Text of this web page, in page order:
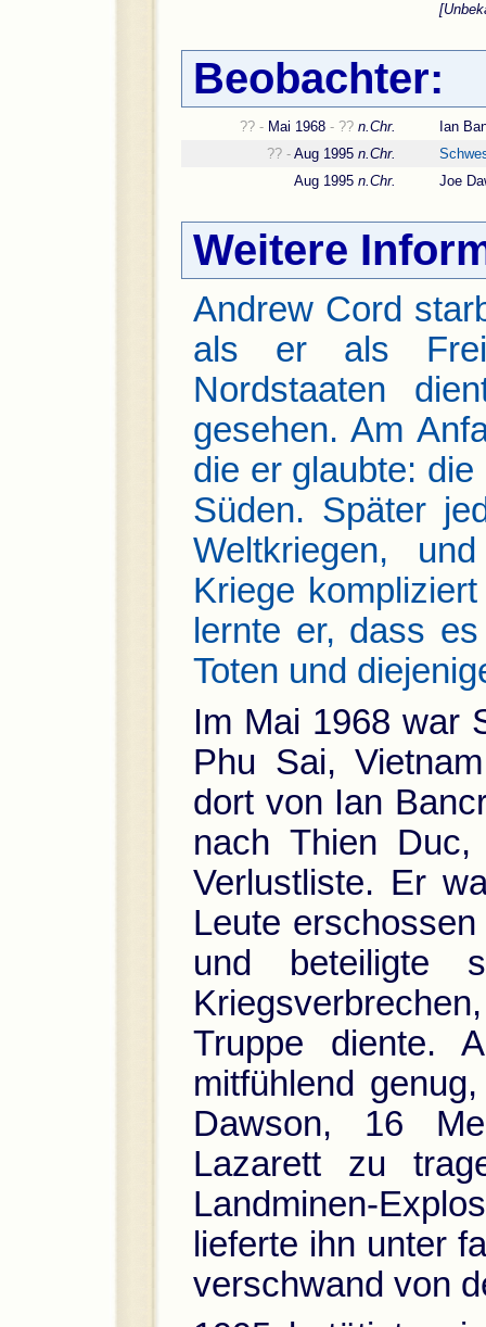
Beobachter:
?? - Mai 1968 - ?? n.Chr.
Ian
?? - Aug 1995 n.Chr.
Aug 1995 n.Chr. Joe
Weitere
Andrew Cord
als er als
Nordstaaten
gesehen. Am
die er glaubte:
Süden. Später
Weltkriegen,
Kriege
lernte er, dass
Toten und
Im Mai 1968 war
Phu Sai,
dort von Ian
nach Thien
Verlustliste. Er
Leute
und beteiligte
Truppe diente.
mitfühlend
Dawson, 16
Lazarett zu
Landminen-
lieferte ihn unter
verschwand von